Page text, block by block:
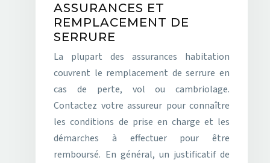
ASSURANCES ET
REMPLACEMENT DE
SERRURE
La plupart des assurances habitation
couvrent le remplacement de serrure en
cas de perte, vol ou cambriolage.
Contactez votre assureur pour connaître
les conditions de prise en charge et les
démarches à effectuer pour être
remboursé. En général, un justificatif de